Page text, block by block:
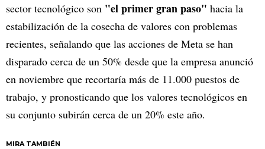
sector tecnológico son "el primer gran paso" hacia la
estabilización de la cosecha de valores con problemas
recientes, señalando que las acciones de Meta se han
disparado cerca de un 50% desde que la empresa anunció
en noviembre que recortaría más de 11.000 puestos de
trabajo, y pronosticando que los valores tecnológicos en
su conjunto subirán cerca de un 20% este año.
MIRA TAMBIÉN